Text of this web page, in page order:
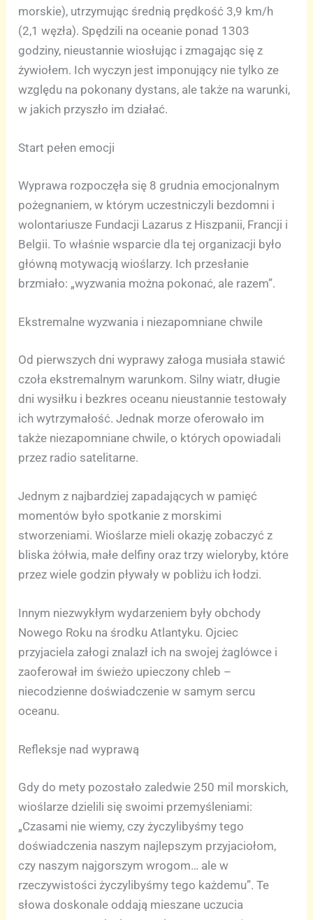
morskie), utrzymując średnią prędkość 3,9 km/h
(2,1 węzła). Spędzili na oceanie ponad 1303
godziny, nieustannie wiosłując i zmagając się z
żywiołem. Ich wyczyn jest imponujący nie tylko ze
względu na pokonany dystans, ale także na warunki,
w jakich przyszło im działać.
Start pełen emocji
Wyprawa rozpoczęła się 8 grudnia emocjonalnym
pożegnaniem, w którym uczestniczyli bezdomni i
wolontariusze Fundacji Lazarus z Hiszpanii, Francji i
Belgii. To właśnie wsparcie dla tej organizacji było
główną motywacją wioślarzy. Ich przesłanie
brzmiało: „wyzwania można pokonać, ale razem”.
Ekstremalne wyzwania i niezapomniane chwile
Od pierwszych dni wyprawy załoga musiała stawić
czoła ekstremalnym warunkom. Silny wiatr, długie
dni wysiłku i bezkres oceanu nieustannie testowały
ich wytrzymałość. Jednak morze oferowało im
także niezapomniane chwile, o których opowiadali
przez radio satelitarne.
Jednym z najbardziej zapadających w pamięć
momentów było spotkanie z morskimi
stworzeniami. Wioślarze mieli okazję zobaczyć z
bliska żółwia, małe delfiny oraz trzy wieloryby, które
przez wiele godzin pływały w pobliżu ich łodzi.
Innym niezwykłym wydarzeniem były obchody
Nowego Roku na środku Atlantyku. Ojciec
przyjaciela załogi znalazł ich na swojej żaglówce i
zaoferował im świeżo upieczony chleb –
niecodzienne doświadczenie w samym sercu
oceanu.
Refleksje nad wyprawą
Gdy do mety pozostało zaledwie 250 mil morskich,
wioślarze dzielili się swoimi przemyśleniami:
„Czasami nie wiemy, czy życzylibyśmy tego
doświadczenia naszym najlepszym przyjaciołom,
czy naszym najgorszym wrogom… ale w
rzeczywistości życzylibyśmy tego każdemu”. Te
słowa doskonale oddają mieszane uczucia